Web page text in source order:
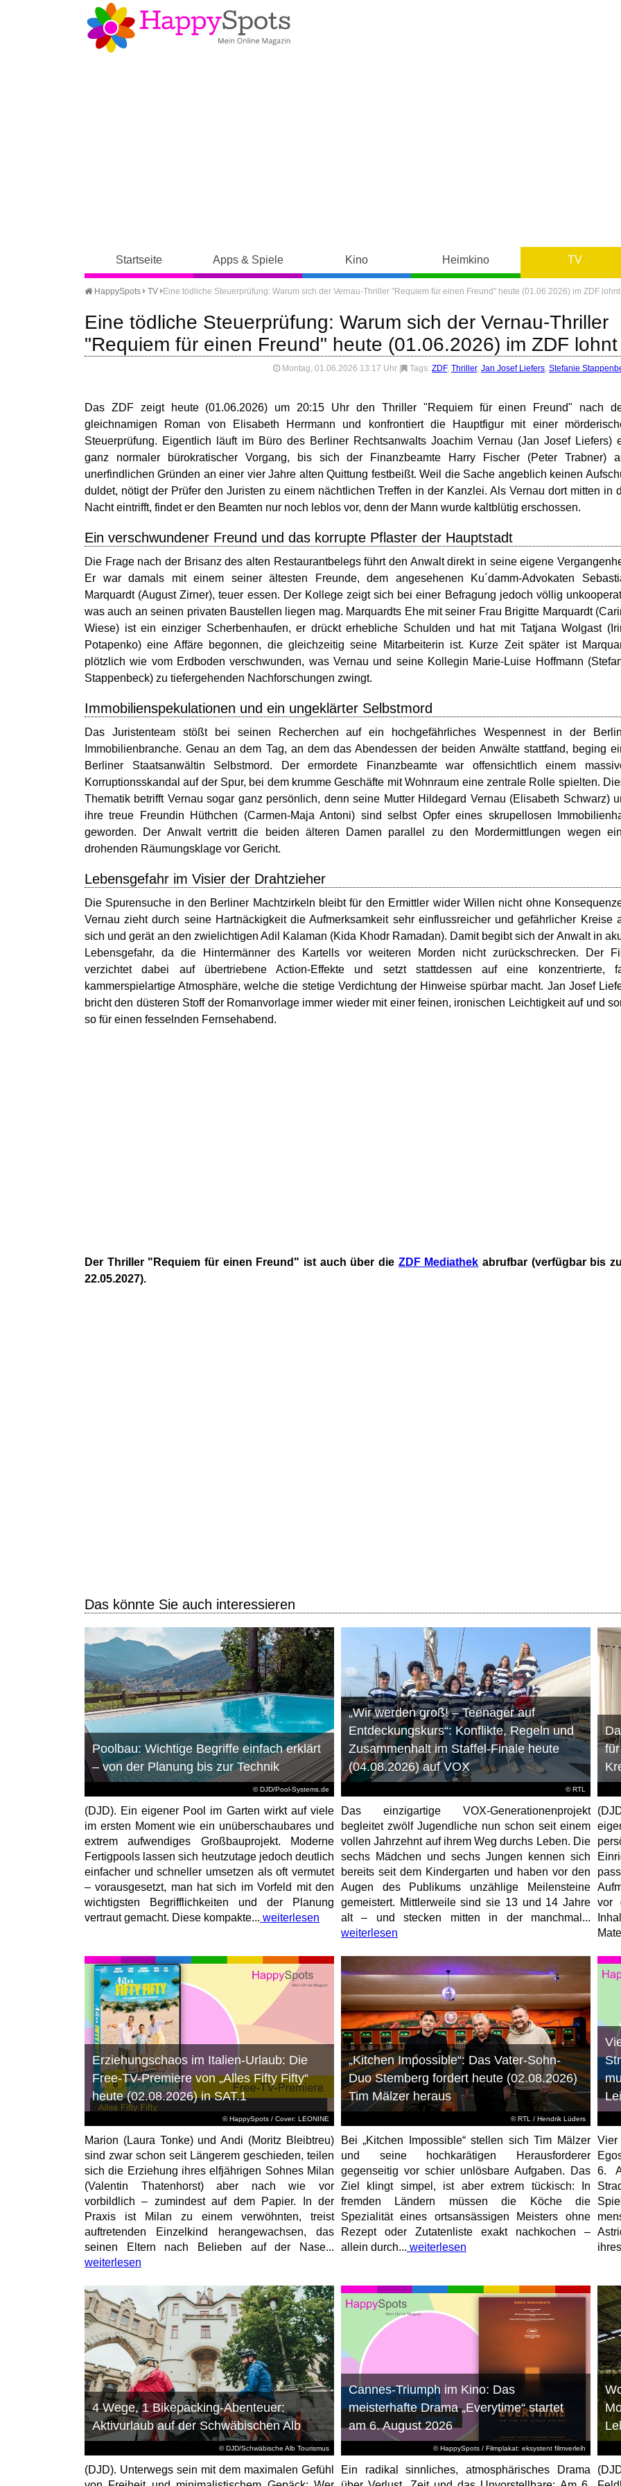
Startseite Apps & Spiele Kino Heimkino TV
HappySpots TV Eine tödliche Steuerprüfung: Warum sich der Vernau-Thriller "Requiem für einen Freund" heute (01.06.2026) im ZDF lohnt
Eine tödliche Steuerprüfung: Warum sich der Vernau-Thriller
"Requiem für einen Freund" heute (01.06.2026) im ZDF lohnt
Montag, 01.06.2026 13:17 Uhr Tags: ZDF, Thriller, Jan Josef Liefers, Stefanie
Das ZDF zeigt heute (01.06.2026) um 20:15 Uhr den Thriller "Requiem für einen Freund" nach
gleichnamigen Roman von Elisabeth Herrmann und konfrontiert die Hauptfigur mit einer
Steuerprüfung. Eigentlich läuft im Büro des Berliner Rechtsanwalts Joachim Vernau (Jan Josef Liefers)
ganz normaler bürokratischer Vorgang, bis sich der Finanzbeamte Harry Fischer (Peter Trabner)
unerfindlichen Gründen an einer vier Jahre alten Quittung festbeißt. Weil die Sache angeblich keinen
duldet, nötigt der Prüfer den Juristen zu einem nächtlichen Treffen in der Kanzlei. Als Vernau dort mitten in
Nacht eintrifft, findet er den Beamten nur noch leblos vor, denn der Mann wurde kaltblütig erschossen.
Ein verschwundener Freund und das korrupte Pflaster der Hauptstadt
Die Frage nach der Brisanz des alten Restaurantbelegs führt den Anwalt direkt in seine eigene
Er war damals mit einem seiner ältesten Freunde, dem angesehenen Ku´damm-Advokaten
Marquardt (August Zirner), teuer essen. Der Kollege zeigt sich bei einer Befragung jedoch völlig
was auch an seinen privaten Baustellen liegen mag. Marquardts Ehe mit seiner Frau Brigitte Marquardt
Wiese) ist ein einziger Scherbenhaufen, er drückt erhebliche Schulden und hat mit Tatjana Wolgast
Potapenko) eine Affäre begonnen, die gleichzeitig seine Mitarbeiterin ist. Kurze Zeit später ist
plötzlich wie vom Erdboden verschwunden, was Vernau und seine Kollegin Marie-Luise Hoffmann
Stappenbeck) zu tiefergehenden Nachforschungen zwingt.
Immobilienspekulationen und ein ungeklärter Selbstmord
Das Juristenteam stößt bei seinen Recherchen auf ein hochgefährliches Wespennest in der
Immobilienbranche. Genau an dem Tag, an dem das Abendessen der beiden Anwälte stattfand, beging
Berliner Staatsanwältin Selbstmord. Der ermordete Finanzbeamte war offensichtlich einem
Korruptionsskandal auf der Spur, bei dem krumme Geschäfte mit Wohnraum eine zentrale Rolle spielten.
Thematik betrifft Vernau sogar ganz persönlich, denn seine Mutter Hildegard Vernau (Elisabeth Schwarz)
ihre treue Freundin Hüthchen (Carmen-Maja Antoni) sind selbst Opfer eines skrupellosen
geworden. Der Anwalt vertritt die beiden älteren Damen parallel zu den Mordermittlungen wegen
drohenden Räumungsklage vor Gericht.
Lebensgefahr im Visier der Drahtzieher
Die Spurensuche in den Berliner Machtzirkeln bleibt für den Ermittler wider Willen nicht ohne
Vernau zieht durch seine Hartnäckigkeit die Aufmerksamkeit sehr einflussreicher und gefährlicher Kreise
sich und gerät an den zwielichtigen Adil Kalaman (Kida Khodr Ramadan). Damit begibt sich der Anwalt in
Lebensgefahr, da die Hintermänner des Kartells vor weiteren Morden nicht zurückschrecken. Der
verzichtet dabei auf übertriebene Action-Effekte und setzt stattdessen auf eine konzentrierte,
kammerspielartige Atmosphäre, welche die stetige Verdichtung der Hinweise spürbar macht. Jan Josef
bricht den düsteren Stoff der Romanvorlage immer wieder mit einer feinen, ironischen Leichtigkeit auf und
so für einen fesselnden Fernsehabend.
Der Thriller "Requiem für einen Freund" ist auch über die ZDF Mediathek abrufbar (verfügbar bis
22.05.2027).
Das könnte Sie auch interessieren
© DJD/Pool-Systems.de
Poolbau: Wichtige Begriffe einfach erklärt
– von der Planung bis zur Technik
(DJD). Ein eigener Pool im Garten wirkt auf viele
im ersten Moment wie ein unüberschaubares und
extrem aufwendiges Großbauprojekt. Moderne
Fertigpools lassen sich heutzutage jedoch deutlich
einfacher und schneller umsetzen als oft vermutet
– vorausgesetzt, man hat sich im Vorfeld mit den
wichtigsten Begrifflichkeiten und der Planung
vertraut gemacht. Diese kompakte... weiterlesen
© RTL
„Wir werden groß! – Teenager auf
Entdeckungskurs“: Konflikte, Regeln und
Zusammenhalt im Staffel-Finale heute
(04.08.2026) auf VOX
Das einzigartige VOX-Generationenprojekt
begleitet zwölf Jugendliche nun schon seit einem
vollen Jahrzehnt auf ihrem Weg durchs Leben. Die
sechs Mädchen und sechs Jungen kennen sich
bereits seit dem Kindergarten und haben vor den
Augen des Publikums unzählige Meilensteine
gemeistert. Mittlerweile sind sie 13 und 14 Jahre
alt – und stecken mitten in der manchmal...
weiterlesen
vor
© HappySpots / Cover: LEONINE
Erziehungschaos im Italien-Urlaub: Die
Free-TV-Premiere von „Alles Fifty Fifty“
heute (02.08.2026) in SAT.1
Marion (Laura Tonke) und Andi (Moritz Bleibtreu)
sind zwar schon seit Längerem geschieden, teilen
sich die Erziehung ihres elfjährigen Sohnes Milan
(Valentin Thatenhorst) aber nach wie vor
vorbildlich – zumindest auf dem Papier. In der
Praxis ist Milan zu einem verwöhnten, treist
auftretenden Einzelkind herangewachsen, das
seinen Eltern nach Belieben auf der Nase...
weiterlesen
© RTL/ Hendrik Lüders
„Kitchen Impossible“: Das Vater-Sohn-
Duo Stemberg fordert heute (02.08.2026)
Tim Mälzer heraus
Bei „Kitchen Impossible“ stellen sich Tim Mälzer
und seine hochkarätigen Herausforderer
gegenseitig vor schier unlösbare Aufgaben. Das
Ziel klingt simpel, ist aber extrem tückisch: In
fremden Ländern müssen die Köche die
Spezialität eines ortsansässigen Meisters ohne
Rezept oder Zutatenliste exakt nachkochen –
allein durch... weiterlesen
6.
© DJD/Schwäbische Alb Tourismus
4 Wege, 1 Bikepacking-Abenteuer:
Aktivurlaub auf der Schwäbischen Alb
(DJD). Unterwegs sein mit dem maximalen Gefühl
© HappySpots / Filmplakat: eksystent filmverleih
Cannes-Triumph im Kino: Das
meisterhafte Drama „Everytime“ startet
am 6. August 2026
Ein radikal sinnliches, atmosphärisches Drama